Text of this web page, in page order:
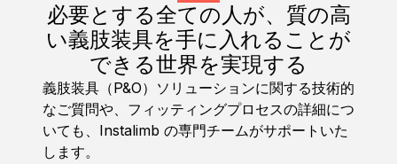
必要とする全ての人が、質の高
い義肢装具を手に入れることが
できる世界を実現する
義肢装具（P&O）ソリューションに関する技術的
なご質問や、フィッティングプロセスの詳細につ
いても、Instalimb の専門チームがサポートいた
します。